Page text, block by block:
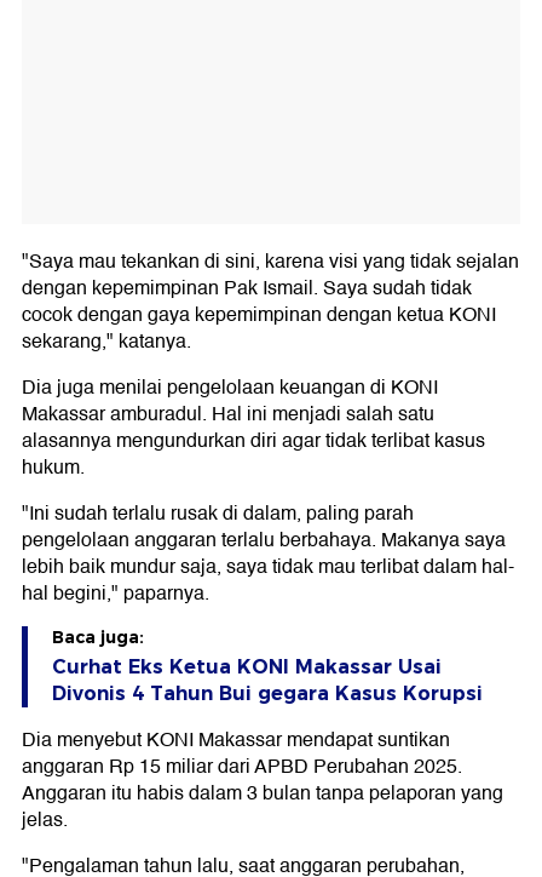
"Saya mau tekankan di sini, karena visi yang tidak sejalan
dengan kepemimpinan Pak Ismail. Saya sudah tidak
cocok dengan gaya kepemimpinan dengan ketua KONI
sekarang," katanya.
Dia juga menilai pengelolaan keuangan di KONI
Makassar amburadul. Hal ini menjadi salah satu
alasannya mengundurkan diri agar tidak terlibat kasus
hukum.
"Ini sudah terlalu rusak di dalam, paling parah
pengelolaan anggaran terlalu berbahaya. Makanya saya
lebih baik mundur saja, saya tidak mau terlibat dalam hal-
hal begini," paparnya.
Baca juga:
Curhat Eks Ketua KONI Makassar Usai
Divonis 4 Tahun Bui gegara Kasus Korupsi
Dia menyebut KONI Makassar mendapat suntikan
anggaran Rp 15 miliar dari APBD Perubahan 2025.
Anggaran itu habis dalam 3 bulan tanpa pelaporan yang
jelas.
"Pengalaman tahun lalu, saat anggaran perubahan,